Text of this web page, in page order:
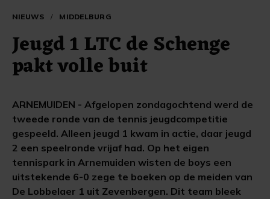
NIEUWS / MIDDELBURG
Jeugd 1 LTC de Schenge
pakt volle buit
ARNEMUIDEN - Afgelopen zondagochtend werd de
tweede ronde van de tennis jeugdcompetitie
gespeeld. Alleen jeugd 1 kwam in actie, daar jeugd
2 een speelronde vrijaf had. Op het eigen
tennispark in Arnemuiden wisten de boys een
uitstekende 6-0 zege te boeken op de meiden van
De Lobbelaer 1 uit Zevenbergen. Dit team bleek